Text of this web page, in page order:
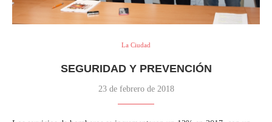
La Ciudad
SEGURIDAD Y PREVENCIÓN
23 de febrero de 2018